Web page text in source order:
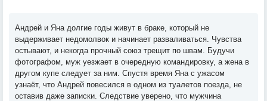
Андрей и Яна долгие годы живут в браке, который не
выдерживает недомолвок и начинает разваливаться. Чувства
остывают, и некогда прочный союз трещит по швам. Будучи
фотографом, муж уезжает в очередную командировку, а жена в
другом купе следует за ним. Спустя время Яна с ужасом
узнаёт, что Андрей повесился в одном из туалетов поезда, не
оставив даже записки. Следствие уверено, что мужчина